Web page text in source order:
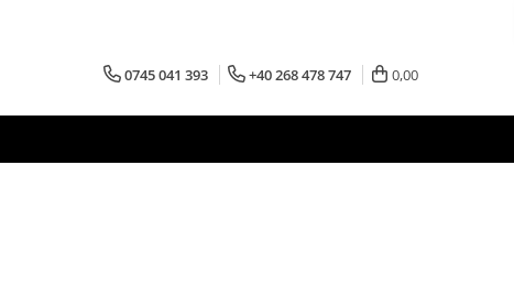
0745 041 393 +40 268 478 747 0,00